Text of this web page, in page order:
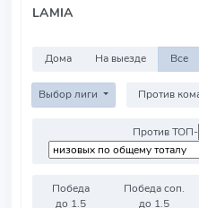
LAMIA
Дома На выезде Все
Выбор лиги
Против ТОП-
Победа
до 1.5
Победа соп.
до 1.5